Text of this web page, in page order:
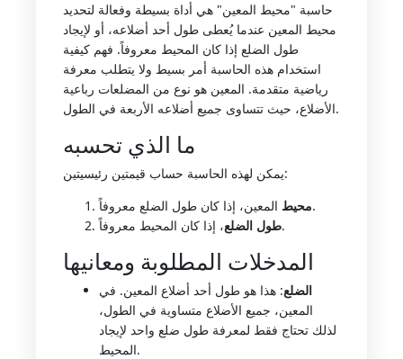
حاسبة "محيط المعين" هي أداة بسيطة وفعالة لتحديد
محيط المعين عندما يُعطى طول أحد أضلاعه، أو لإيجاد
طول الضلع إذا كان المحيط معروفاً. فهم كيفية
استخدام هذه الحاسبة أمر بسيط ولا يتطلب معرفة
رياضية متقدمة. المعين هو نوع من المضلعات رباعية
الأضلاع، حيث تتساوى جميع أضلاعه الأربعة في الطول.
ما الذي تحسبه
يمكن لهذه الحاسبة حساب قيمتين رئيسيتين:
محيطالمعين، إذا كان طول الضلع معروفاً.
طول الضلع، إذا كان المحيط معروفاً.
المدخلات المطلوبة ومعانيها
الضلع: هذا هو طول أحد أضلاع المعين. في
المعين، جميع الأضلاع متساوية في الطول،
لذلك تحتاج فقط لمعرفة طول ضلع واحد لإيجاد
المحيط.